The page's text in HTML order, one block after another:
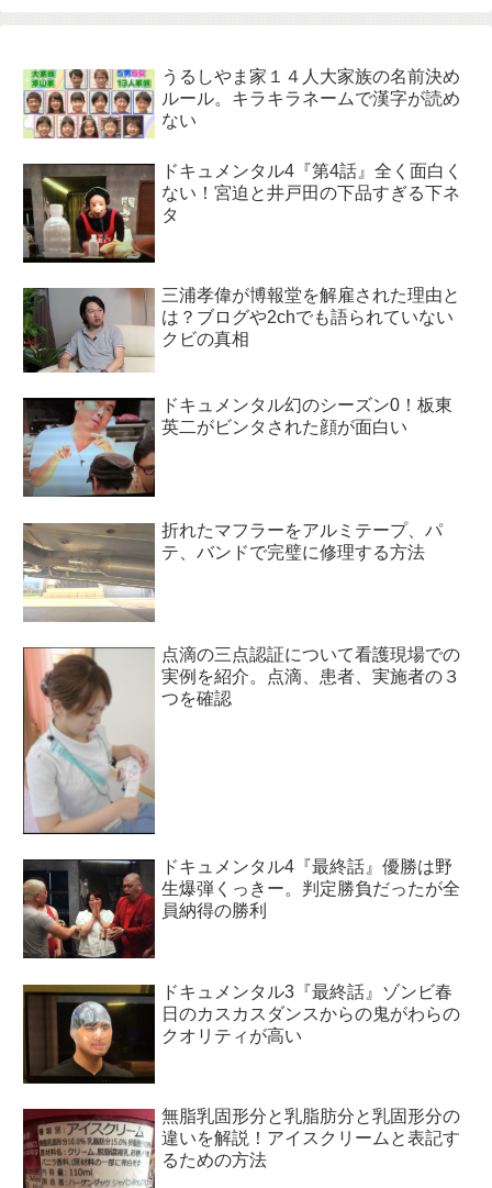
うるしやま家１４人大家族の名前決め
ルール。キラキラネームで漢字が読め
ない
ドキュメンタル4『第4話』全く面白く
ない！宮迫と井戸田の下品すぎる下ネ
タ
三浦孝偉が博報堂を解雇された理由と
は？ブログや2chでも語られていない
クビの真相
ドキュメンタル幻のシーズン0！板東
英二がビンタされた顔が面白い
折れたマフラーをアルミテープ、パ
テ、バンドで完璧に修理する方法
点滴の三点認証について看護現場での
実例を紹介。点滴、患者、実施者の３
つを確認
ドキュメンタル4『最終話』優勝は野
生爆弾くっきー。判定勝負だったが全
員納得の勝利
ドキュメンタル3『最終話』ゾンビ春
日のカスカスダンスからの鬼がわらの
クオリティが高い
無脂乳固形分と乳脂肪分と乳固形分の
違いを解説！アイスクリームと表記す
るための方法